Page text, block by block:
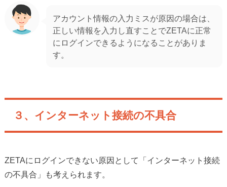
アカウント情報の入力ミスが原因の場合は、
正しい情報を入力し直すことでZETAに正常
にログインできるようになることがありま
す。
３、インターネット接続の不具合
ZETAにログインできない原因として「インターネット接続
の不具合」も考えられます。